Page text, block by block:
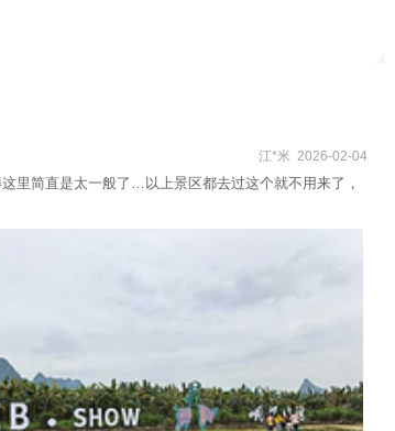
江*米 2026-02-04
里简直是太一般了…以上景区都去过这个就不用来了，